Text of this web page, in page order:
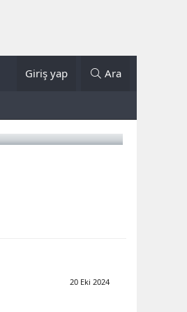
Giriş yap Ara
20 Eki 2024